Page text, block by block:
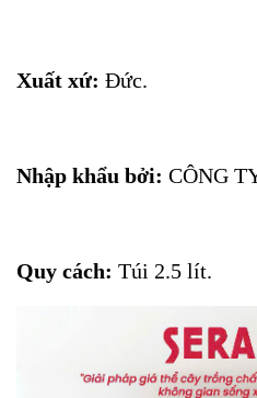
Xuất xứ: Đức.
Nhập khẩu bởi: CÔNG
Quy cách: Túi 2.5 lít.